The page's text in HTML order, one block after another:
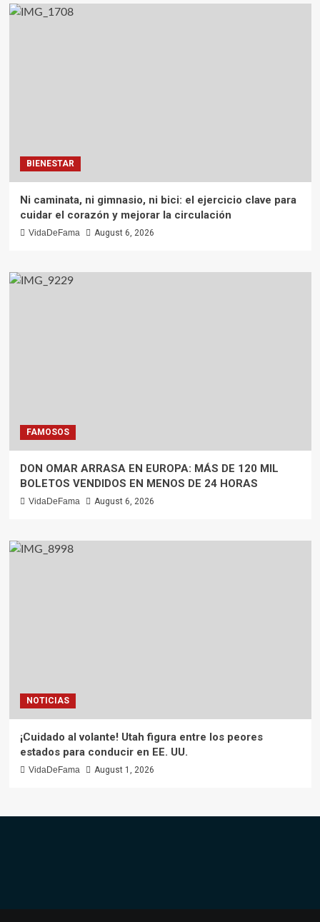
BIENESTAR
Ni caminata, ni gimnasio, ni bici: el ejercicio clave para
cuidar el corazón y mejorar la circulación
VidaDeFama August 6, 2026
FAMOSOS
DON OMAR ARRASA EN EUROPA: MÁS DE 120 MIL
BOLETOS VENDIDOS EN MENOS DE 24 HORAS
VidaDeFama August 6, 2026
NOTICIAS
¡Cuidado al volante! Utah figura entre los peores
estados para conducir en EE. UU.
VidaDeFama August 1, 2026